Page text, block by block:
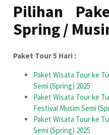
Pilihan
Spring /
Paket Tour 5 Hari :
Paket Wisata Tour ke
Semi (Spring) 2025
Paket Wisata Tour ke
Festival Musim Semi
Paket Wisata Tour ke
Semi (Spring) 2025